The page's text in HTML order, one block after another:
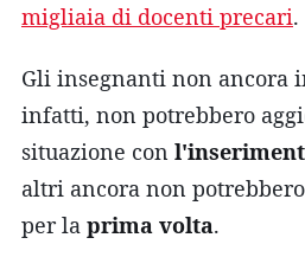
migliaia di docenti precari.
Gli insegnanti non ancora
infatti, non potrebbero
situazione con
altri ancora non
per la prima volta.